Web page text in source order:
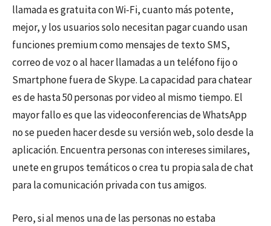
llamada es gratuita con Wi-Fi, cuanto más potente,
mejor, y los usuarios solo necesitan pagar cuando usan
funciones premium como mensajes de texto SMS,
correo de voz o al hacer llamadas a un teléfono fijo o
Smartphone fuera de Skype. La capacidad para chatear
es de hasta 50 personas por video al mismo tiempo. El
mayor fallo es que las videoconferencias de WhatsApp
no se pueden hacer desde su versión web, solo desde la
aplicación. Encuentra personas con intereses similares,
unete en grupos temáticos o crea tu propia sala de chat
para la comunicación privada con tus amigos.
Pero, si al menos una de las personas no estaba